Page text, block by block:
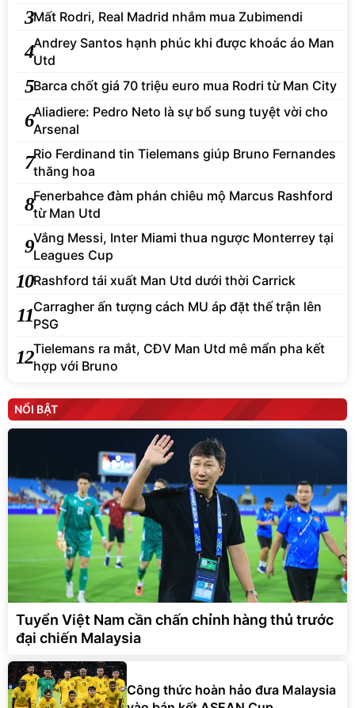
3Mất Rodri, Real Madrid nhắm mua Zubimendi
4Andrey Santos hạnh phúc khi được khoác áo Man
Utd
5Barca chốt giá 70 triệu euro mua Rodri từ Man City
6Aliadiere: Pedro Neto là sự bổ sung tuyệt vời cho
Arsenal
7Rio Ferdinand tin Tielemans giúp Bruno Fernandes
thăng hoa
8Fenerbahce đàm phán chiêu mộ Marcus Rashford
từ Man Utd
9Vắng Messi, Inter Miami thua ngược Monterrey tại
Leagues Cup
10Rashford tái xuất Man Utd dưới thời Carrick
11Carragher ấn tượng cách MU áp đặt thế trận lên
PSG
12Tielemans ra mắt, CĐV Man Utd mê mẩn pha kết
hợp với Bruno
NỔI BẬT
Tuyển Việt Nam cần chấn chỉnh hàng thủ trước
đại chiến Malaysia
Công thức hoàn hảo đưa Malaysia